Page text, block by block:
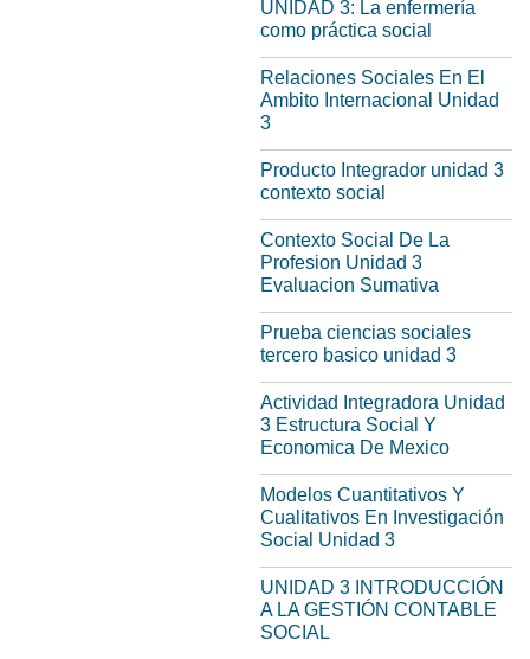
UNIDAD 3: La enfermería
como práctica social
Relaciones Sociales En El
Ambito Internacional Unidad
3
Producto Integrador unidad 3
contexto social
Contexto Social De La
Profesion Unidad 3
Evaluacion Sumativa
Prueba ciencias sociales
tercero basico unidad 3
Actividad Integradora Unidad
3 Estructura Social Y
Economica De Mexico
Modelos Cuantitativos Y
Cualitativos En Investigación
Social Unidad 3
UNIDAD 3 INTRODUCCIÓN
A LA GESTIÓN CONTABLE
SOCIAL